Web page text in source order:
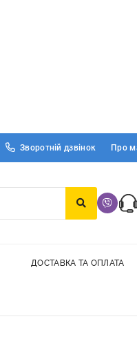
Зворотній дзвінок Про
ДОСТАВКА ТА ОПЛАТА